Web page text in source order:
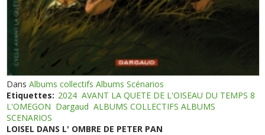
DansAlbums collectifs Albums Scénarios
Etiquettes: 2024 AVANT LA QUETE DE L'OISEAU DU TEMPS 8
L'OMEGON Dargaud ALBUMS COLLECTIFS ALBUMS
SCENARIOS
LOISEL DANS L' OMBRE DE PETER PAN